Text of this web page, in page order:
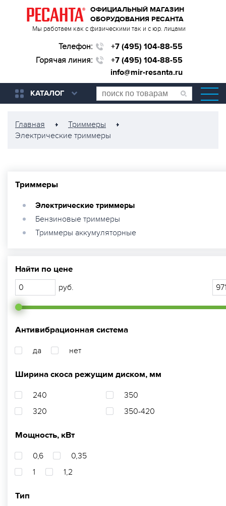
ОФИЦИАЛЬНЫЙ МАГАЗИН
ОБОРУДОВАНИЯ РЕСАНТА
Мы работаем как с физическими так и с юр. лицами
Телефон:
+7 (495) 104-88-55
Горячая линия:
+7 (495) 104-88-55
info@mir-resanta.ru
КАТАЛОГ
Главная
Триммеры
Электрические триммеры
Триммеры
Электрические триммеры
Бензиновые триммеры
Триммеры аккумуляторные
Найти по цене
руб.
Антивибрационная система
да нет
Ширина скоса режущим диском, мм
240
320
350
350-420
Мощность, кВт
0,6
0,35
1
1,2
Тип